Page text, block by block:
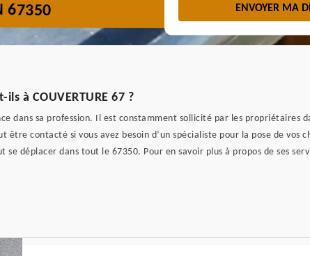
67350
à COUVERTURE 67 ?
dans sa profession. Il est constamment sollicité par les propriétaires
contacté si vous avez besoin d’un spécialiste pour la pose de vos
déplacer dans tout le 67350. Pour en savoir plus à propos de ses